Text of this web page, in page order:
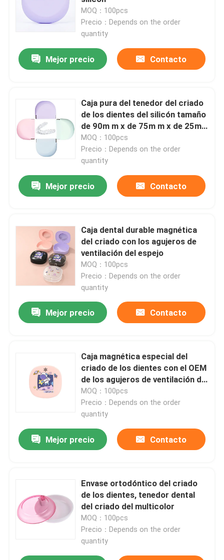
Hogar
Productos
Viaje de la fábrica
Control de calidad
Éntrenos en contacto con
Caja dental de la corona
Caja dental del criado
Caja dental de la dentadura
MOQ：100pcs
Precio：Depends on the order
quantity
Mejor precio Contacto
Caja pura del tenedor del criado
de los dientes del silicón tamaño
de 90m m x de 75m m x de 25m
m
MOQ：100pcs
Precio：Depends on the order
quantity
Mejor precio Contacto
Caja dental durable magnética
del criado con los agujeros de
ventilación del espejo
MOQ：100pcs
Precio：Depends on the order
quantity
Mejor precio Contacto
Caja magnética especial del
criado de los dientes con el OEM
de los agujeros de ventilación del
espejo
MOQ：100pcs
Precio：Depends on the order
quantity
Mejor precio Contacto
Envase ortodóntico del criado
de los dientes, tenedor dental
del criado del multicolor
MOQ：100pcs
Precio：Depends on the order
quantity